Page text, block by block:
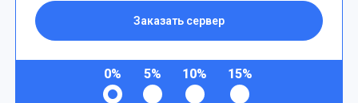
Заказать сервер
0% 5% 10% 15%